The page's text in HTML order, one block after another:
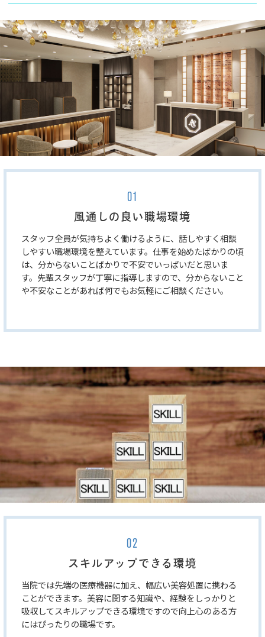
01
風通しの良い職場環境
スタッフ全員が気持ちよく働けるように、話しやすく相談
しやすい職場環境を整えています。仕事を始めたばかりの頃
は、分からないことばかりで不安でいっぱいだと思いま
す。先輩スタッフが丁寧に指導しますので、分からないこと
や不安なことがあれば何でもお気軽にご相談ください。
02
スキルアップできる環境
当院では先端の医療機器に加え、幅広い美容処置に携わる
ことができます。美容に関する知識や、経験をしっかりと
吸収してスキルアップできる環境ですので向上心のある方
にはぴったりの職場です。